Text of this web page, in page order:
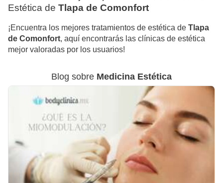
Estética de Tlapa de Comonfort
¡Encuentra los mejores tratamientos de estética de Tlapa
de Comonfort, aquí encontrarás las clínicas de estética
mejor valoradas por los usuarios!
Blog sobre Medicina Estética